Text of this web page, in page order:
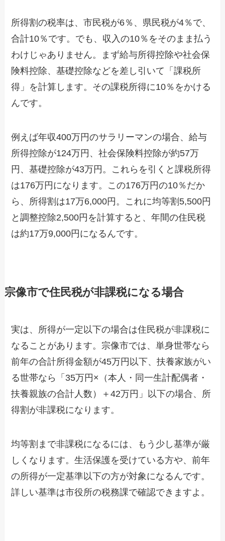
所得割の税率は、市民税が6％、県民税が4％で、
合計10％です。でも、収入の10％をそのまま払う
わけじゃありません。まず給与所得控除や社会保
険料控除、基礎控除などを差し引いて「課税所
得」を計算します。その課税所得に10％をかける
んです。
例えば年収400万円のサラリーマンの場合、給与
所得控除が124万円、社会保険料控除が約57万
円、基礎控除が43万円。これらを引くと課税所得
は176万円になります。この176万円の10％だか
ら、所得割は17万6,000円。これに均等割5,500円
と調整控除2,500円を計算すると、年間の住民税
は約17万9,000円になるんです。
宗像市で住民税が非課税になる場合
実は、所得が一定以下の場合は住民税が非課税に
なることがあります。宗像市では、単身世帯なら
前年の合計所得金額が45万円以下、扶養家族がい
る世帯なら「35万円×（本人・同一生計配偶者・
扶養親族の合計人数）＋42万円」以下の場合、所
得割が非課税になります。
均等割まで非課税になるには、もう少し基準が厳
しくなります。生活保護を受けている方や、前年
の所得が一定基準以下の方が対象になるんです。
詳しい基準は市役所の税務課で確認できますよ。